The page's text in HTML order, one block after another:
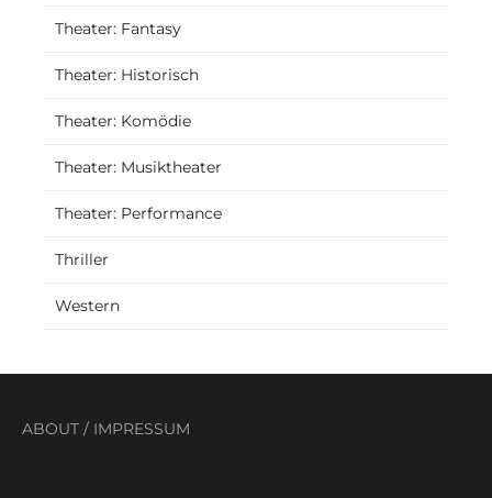
Theater: Fantasy
Theater: Historisch
Theater: Komödie
Theater: Musiktheater
Theater: Performance
Thriller
Western
ABOUT / IMPRESSUM